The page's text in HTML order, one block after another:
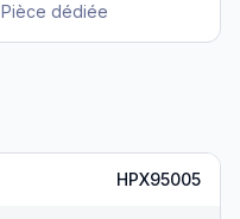
Pièce dédiée
HPX95005